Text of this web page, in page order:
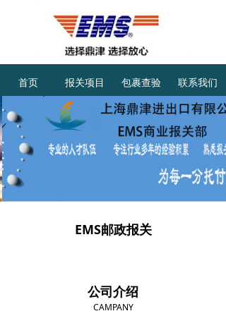
首页 报关项目 包裹查验 联系我们
EMS邮政报关
公司介绍
CAMPANY